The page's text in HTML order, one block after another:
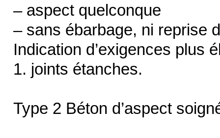
– aspect quelconque
– sans ébarbage, ni reprise
Indication d’exigences plus
1. joints étanches.
Type 2 Béton d’aspect